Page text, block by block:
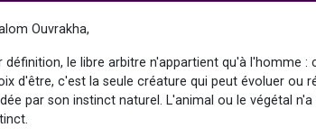
Ouvrakha,
définition, le libre arbitre n'appartient qu'à l'homme :
d'être, c'est la seule créature qui peut évoluer ou
par son instinct naturel. L'animal ou le végétal